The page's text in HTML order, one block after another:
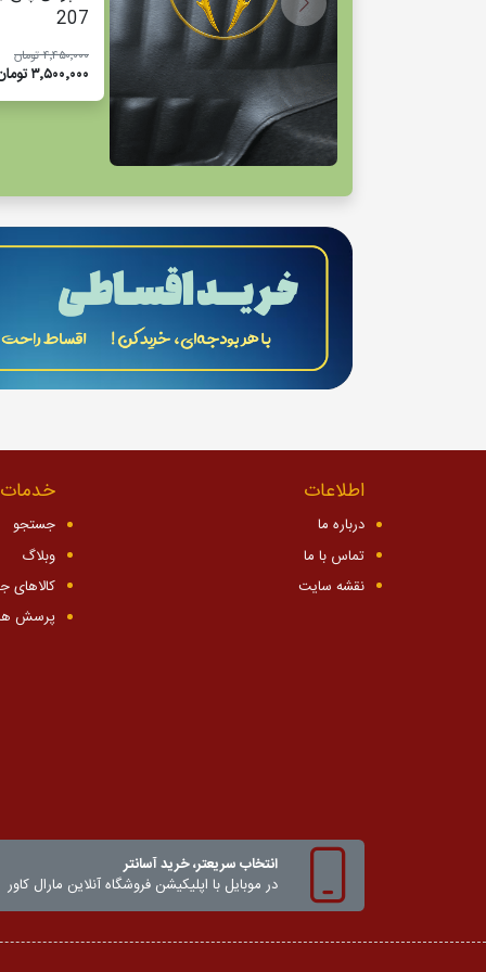
207
۴٬۴۵۰٬۰۰۰ تومان
۳٬۵۰۰٬۰۰۰ تومان
اطلاعات
درباره ما
تماس با ما
نقشه سایت
جستجو
وبلاگ
کالاهای
پرسش
انتخاب سریعتر، خرید آسانتر
در موبایل با اپلیکیشن‌ فروشگاه آنلاین مارال کاور